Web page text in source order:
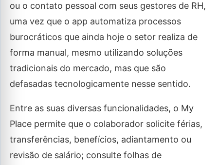
ou o contato pessoal com seus gestores de RH,
uma vez que o app automatiza processos
burocráticos que ainda hoje o setor realiza de
forma manual, mesmo utilizando soluções
tradicionais do mercado, mas que são
defasadas tecnologicamente nesse sentido.
Entre as suas diversas funcionalidades, o My
Place permite que o colaborador solicite férias,
transferências, benefícios, adiantamento ou
revisão de salário; consulte folhas de